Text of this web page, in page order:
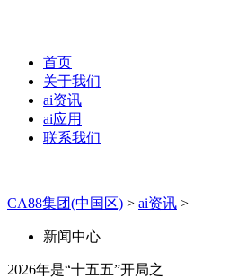
首页
关于我们
ai资讯
ai应用
联系我们
CA88集团(中国区) > ai资讯 >
新闻中心
2026年是“十五五”开局之